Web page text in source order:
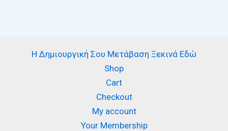
Η Δημιουργική Σου Μετάβαση Ξεκινά Εδώ
Shop
Cart
Checkout
My account
Your Membership